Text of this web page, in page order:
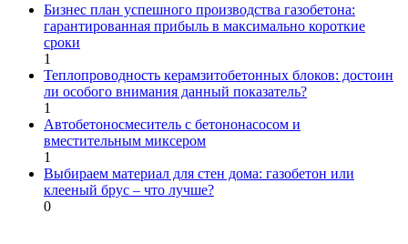
Бизнес план успешного производства газобетона:
гарантированная прибыль в максимально короткие
сроки
1
Теплопроводность керамзитобетонных блоков: достоин
ли особого внимания данный показатель?
1
Автобетоносмеситель с бетононасосом и
вместительным миксером
1
Выбираем материал для стен дома: газобетон или
клееный брус – что лучше?
0